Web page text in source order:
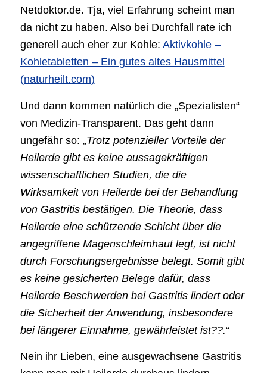
Netdoktor.de. Tja, viel Erfahrung scheint man
da nicht zu haben. Also bei Durchfall rate ich
generell auch eher zur Kohle: Aktivkohle –
Kohletabletten – Ein gutes altes Hausmittel
(naturheilt.com)
Und dann kommen natürlich die „Spezialisten“
von Medizin-Transparent. Das geht dann
ungefähr so: „Trotz potenzieller Vorteile der
Heilerde gibt es keine aussagekräftigen
wissenschaftlichen Studien, die die
Wirksamkeit von Heilerde bei der Behandlung
von Gastritis bestätigen. Die Theorie, dass
Heilerde eine schützende Schicht über die
angegriffene Magenschleimhaut legt, ist nicht
durch Forschungsergebnisse belegt. Somit gibt
es keine gesicherten Belege dafür, dass
Heilerde Beschwerden bei Gastritis lindert oder
die Sicherheit der Anwendung, insbesondere
bei längerer Einnahme, gewährleistet ist??.“
Nein ihr Lieben, eine ausgewachsene Gastritis